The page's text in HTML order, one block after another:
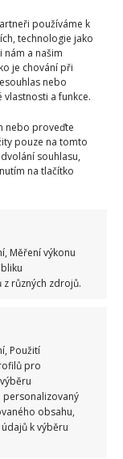
používáme k
technologie jako
nám a našim
je chování při
nebo
a funkce.
nebo proveďte
pouze na tomto
souhlasu,
na tlačítko
Měření výkonu
různých zdrojů.
Použití
pro
obsahu,
k výběru